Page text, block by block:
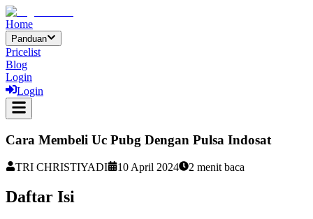
Home
Panduan
Pricelist
Blog
Login
Login
Cara Membeli Uc Pubg Dengan Pulsa Indosat
TRI CHRISTIYADI 10 April 2024 2 menit baca
Daftar Isi